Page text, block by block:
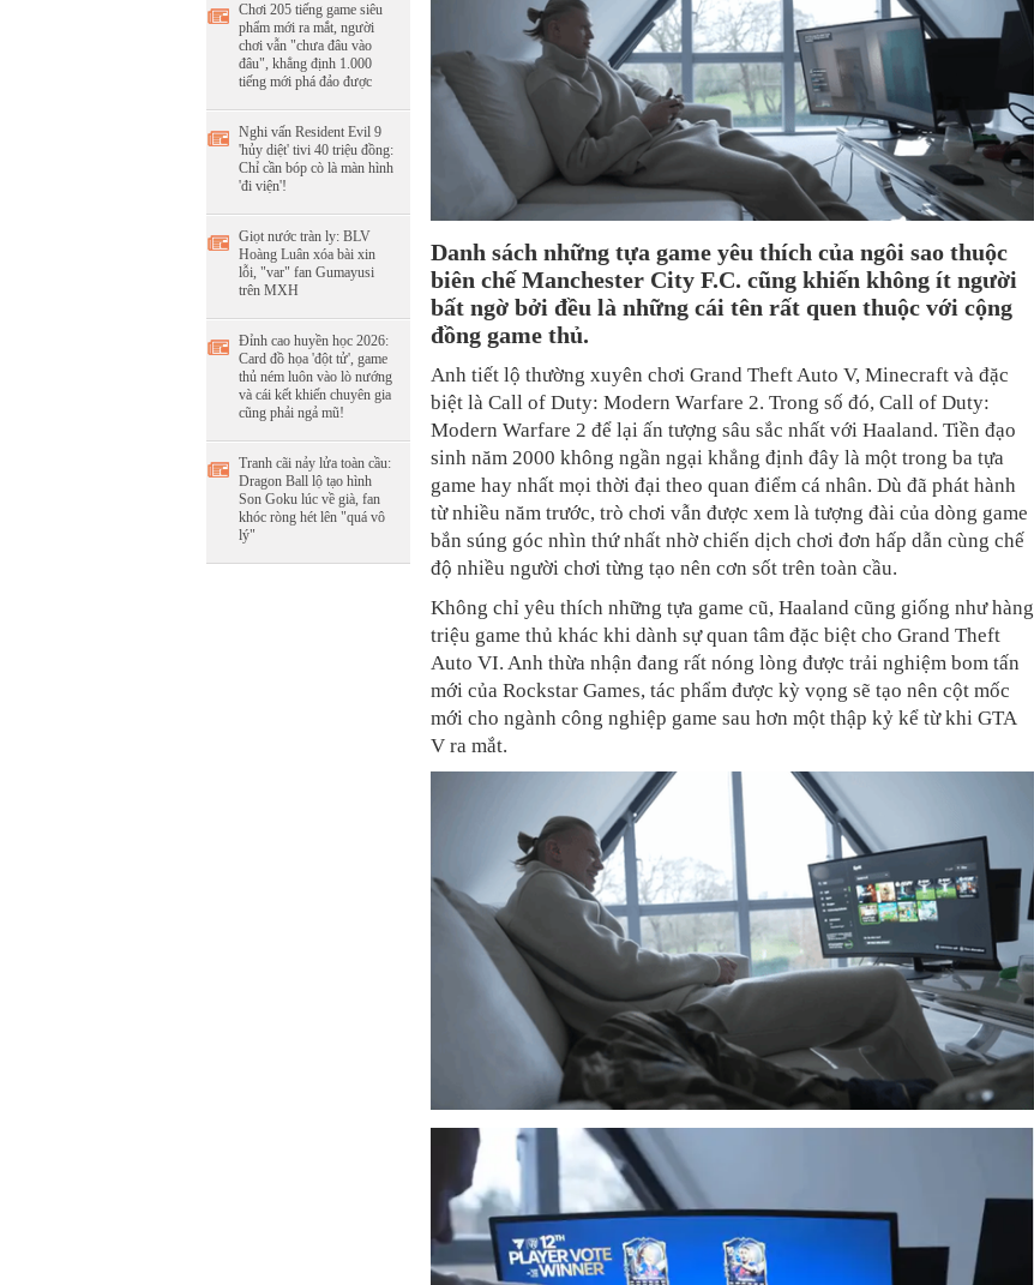
Chơi 205 tiếng game siêu
phẩm mới ra mắt, người
chơi vẫn "chưa đâu vào
đâu", khẳng định 1.000
tiếng mới phá đảo được
Nghi vấn Resident Evil 9
'hủy diệt' tivi 40 triệu đồng:
Chỉ cần bóp cò là màn hình
'đi viện'!
Giọt nước tràn ly: BLV
Hoàng Luân xóa bài xin
lỗi, "var" fan Gumayusi
trên MXH
Đỉnh cao huyền học 2026:
Card đồ họa 'đột tử', game
thủ ném luôn vào lò nướng
và cái kết khiến chuyên gia
cũng phải ngả mũ!
Tranh cãi nảy lửa toàn cầu:
Dragon Ball lộ tạo hình
Son Goku lúc về già, fan
khóc ròng hét lên "quá vô
lý"
Danh sách những tựa game yêu thích của ngôi sao thuộc
biên chế Manchester City F.C. cũng khiến không ít người
bất ngờ bởi đều là những cái tên rất quen thuộc với cộng
đồng game thủ.
Anh tiết lộ thường xuyên chơi Grand Theft Auto V, Minecraft và đặc
biệt là Call of Duty: Modern Warfare 2. Trong số đó, Call of Duty:
Modern Warfare 2 để lại ấn tượng sâu sắc nhất với Haaland. Tiền đạo
sinh năm 2000 không ngần ngại khẳng định đây là một trong ba tựa
game hay nhất mọi thời đại theo quan điểm cá nhân. Dù đã phát hành
từ nhiều năm trước, trò chơi vẫn được xem là tượng đài của dòng game
bắn súng góc nhìn thứ nhất nhờ chiến dịch chơi đơn hấp dẫn cùng chế
độ nhiều người chơi từng tạo nên cơn sốt trên toàn cầu.
Không chỉ yêu thích những tựa game cũ, Haaland cũng giống như hàng
triệu game thủ khác khi dành sự quan tâm đặc biệt cho Grand Theft
Auto VI. Anh thừa nhận đang rất nóng lòng được trải nghiệm bom tấn
mới của Rockstar Games, tác phẩm được kỳ vọng sẽ tạo nên cột mốc
mới cho ngành công nghiệp game sau hơn một thập kỷ kể từ khi GTA
V ra mắt.